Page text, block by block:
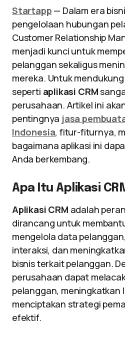
Startapp — Dalam era
pengelolaan hubungan
Customer Relationship
menjadi kunci untuk
pelanggan sekaligus
mereka. Untuk
seperti aplikasi CRM
perusahaan. Artikel ini
pentingnya jasa
Indonesia, fitur-fiturnya,
bagaimana aplikasi ini
Anda berkembang.
Apa Itu Aplikasi
Aplikasi CRM adalah
dirancang untuk
mengelola data
interaksi, dan
bisnis terkait pelanggan.
perusahaan dapat
pelanggan, meningkatkan
menciptakan strategi
efektif.